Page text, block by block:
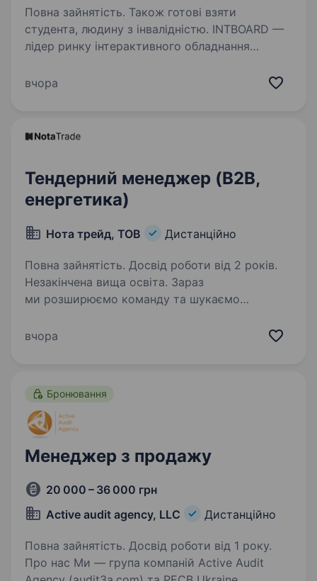
Повна зайнятість. Також готові взяти
студента, людину з інвалідністю. INTBOARD —
лідер ринку інтерактивного обладнання
створюємо технологічні продукти, ми задаємо
та трансформують…
вчора
Тендерний менеджер (B2B,
енергетика)
Нота трейд, ТОВ Дистанційно
Повна зайнятість. Досвід роботи від 2 років.
Незакінчена вища освіта. Зараз
ми розширюємо команду та шукаємо
з масштабними закупівлями, впливати
вчора
Бронювання
Менеджер з продажу
20 000 – 36 000 грн
Active audit agency, LLC
Дистанційно
Повна зайнятість. Досвід роботи від 1 року.
Про нас Ми — група компаній Active Audit